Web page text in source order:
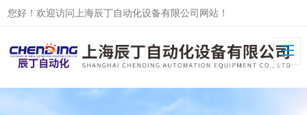
您好！欢迎访问上海辰丁自动化设备有限公司网站！